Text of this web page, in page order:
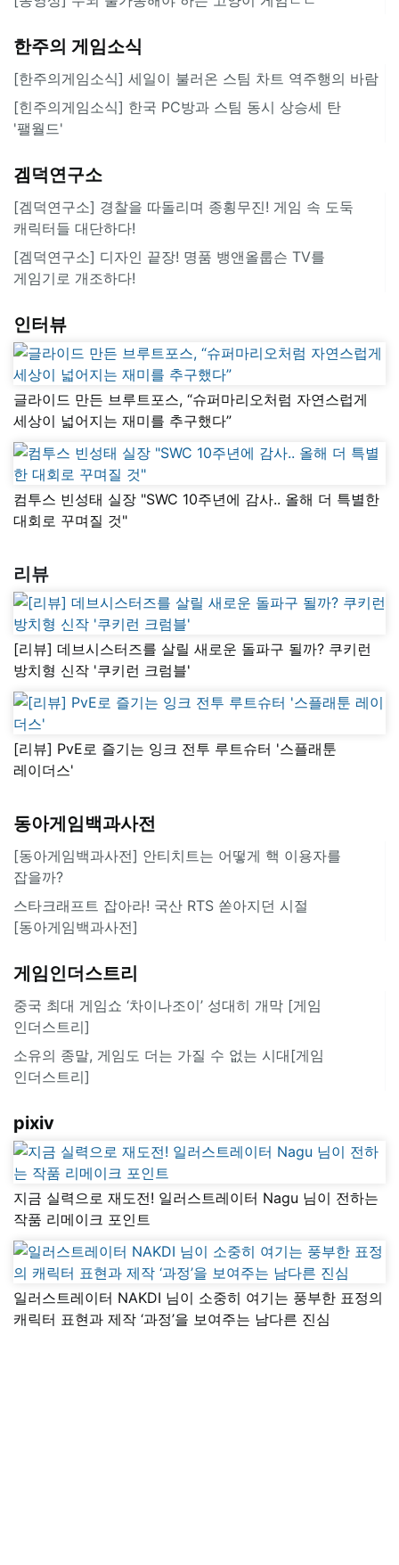
한주의 게임소식
[한주의게임소식] 세일이 불러온 스팀 차트 역주행의 바람
[힌주의게임소식] 한국 PC방과 스팀 동시 상승세 탄
'팰월드'
겜덕연구소
[겜덕연구소] 경찰을 따돌리며 종횡무진! 게임 속 도둑
캐릭터들 대단하다!
[겜덕연구소] 디자인 끝장! 명품 뱅앤올룹슨 TV를
게임기로 개조하다!
인터뷰
글라이드 만든 브루트포스, “슈퍼마리오처럼 자연스럽게
세상이 넓어지는 재미를 추구했다”
컴투스 빈성태 실장 "SWC 10주년에 감사.. 올해 더 특별한
대회로 꾸며질 것"
리뷰
[리뷰] 데브시스터즈를 살릴 새로운 돌파구 될까? 쿠키런
방치형 신작 '쿠키런 크럼블'
[리뷰] PvE로 즐기는 잉크 전투 루트슈터 '스플래툰
레이더스'
동아게임백과사전
[동아게임백과사전] 안티치트는 어떻게 핵 이용자를
잡을까?
스타크래프트 잡아라! 국산 RTS 쏟아지던 시절
[동아게임백과사전]
게임인더스트리
중국 최대 게임쇼 ‘차이나조이’ 성대히 개막 [게임
인더스트리]
소유의 종말, 게임도 더는 가질 수 없는 시대[게임
인더스트리]
pixiv
지금 실력으로 재도전! 일러스트레이터 Nagu 님이 전하는
작품 리메이크 포인트
일러스트레이터 NAKDI 님이 소중히 여기는 풍부한 표정의
캐릭터 표현과 제작 ‘과정’을 보여주는 남다른 진심